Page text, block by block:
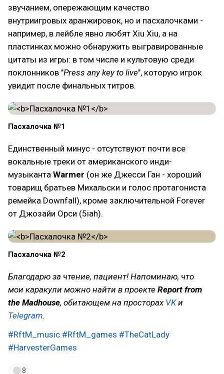
звучанием, опережающим качество
внутриигровых аранжировок, но и пасхалочками -
например, в лейбле явно любят Xiu Xiu, а на
пластинках можно обнаружить выгравированные
цитаты из игры: в том числе и культовую среди
поклонников "Press any key to live", которую игрок
увидит после финальных титров.
Пасхалочка №1
Единственный минус - отсутствуют почти все
вокальные треки от американского инди-
музыканта Warmer (он же Джесси Ган - хороший
товарищ братьев Михальски и голос протагониста
ремейка Downfall), кроме заключительной Forever
от Джозайи Орси (5iah).
Пасхалочка №2
Благодарю за чтение, пациент! Напоминаю, что
мои каракули можно найти в проекте Report from
the Madhouse, обитающем на просторах VKи
Telegram.
#RftM_music #RftM_games #TheCatLady
#HarvesterGames
8